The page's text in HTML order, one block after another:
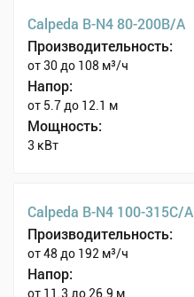
Calpeda B-N4 80-200B/A
Производительность:
от 30 до 108 м³/ч
Напор:
от 5.7 до 12.1 м
Мощность:
3 кВт
Calpeda B-N4 100-315C/A
Производительность:
от 48 до 192 м³/ч
Напор:
от 11.3 до 26.9 м